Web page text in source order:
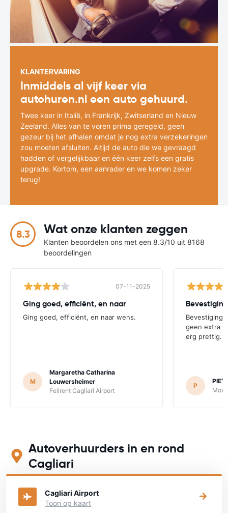
KLANTERVARING
Inmiddels al vijf keer via
autohuren.nl een auto gehuurd.
Twee keer in Italië, in Frankrijk, Zwitserland en Nieuw
Zeeland. Alles van te voren prima geregeld, geen
gezeur bij het afhalen omdat je nog extra verzekeringen
zou moeten afsluiten. Altijd de auto die we gevraagd
hadden of vergelijkbaar en één keer zelfs een gratis
upgrade. Kortom, een aanrader en we komen zeker
terug!
8.3 Wat onze klanten zeggen
Klanten beoordelen ons met een 8.3/10 uit 8168
beoordelingen
07-11-2025
Ging goed, efficiënt, en naar
Ging goed, efficiënt, en naar wens.
M
Margaretha Catharina
Louwersheimer
Felirent Cagliari Airport
geen extra
erg prettig.
P
Autoverhuurders in en rond
Cagliari
Bekijk op onderstaande kaart waar je een auto kunt huren
Cagliari Airport
Toon op kaart